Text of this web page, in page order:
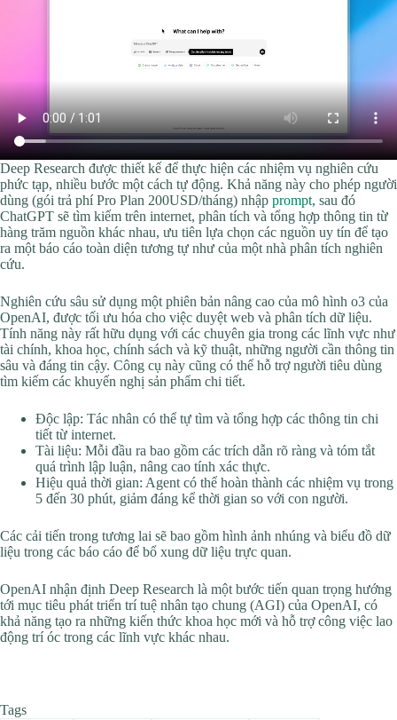
Deep Research được thiết kế để thực hiện các nhiệm vụ nghiên cứu
phức tạp, nhiều bước một cách tự động. Khả năng này cho phép người
dùng (gói trả phí Pro Plan 200USD/tháng) nhập prompt, sau đó
ChatGPT sẽ tìm kiếm trên internet, phân tích và tổng hợp thông tin từ
hàng trăm nguồn khác nhau, ưu tiên lựa chọn các nguồn uy tín để tạo
ra một báo cáo toàn diện tương tự như của một nhà phân tích nghiên
cứu.
Nghiên cứu sâu sử dụng một phiên bản nâng cao của mô hình o3 của
OpenAI, được tối ưu hóa cho việc duyệt web và phân tích dữ liệu.
Tính năng này rất hữu dụng với các chuyên gia trong các lĩnh vực như
tài chính, khoa học, chính sách và kỹ thuật, những người cần thông tin
sâu và đáng tin cậy. Công cụ này cũng có thể hỗ trợ người tiêu dùng
tìm kiếm các khuyến nghị sản phẩm chi tiết.
Độc lập: Tác nhân có thể tự tìm và tổng hợp các thông tin chi
tiết từ internet.
Tài liệu: Mỗi đầu ra bao gồm các trích dẫn rõ ràng và tóm tắt
quá trình lập luận, nâng cao tính xác thực.
Hiệu quả thời gian: Agent có thể hoàn thành các nhiệm vụ trong
5 đến 30 phút, giảm đáng kể thời gian so với con người.
Các cải tiến trong tương lai sẽ bao gồm hình ảnh nhúng và biểu đồ dữ
liệu trong các báo cáo để bổ xung dữ liệu trực quan.
OpenAI nhận định Deep Research là một bước tiến quan trọng hướng
tới mục tiêu phát triển trí tuệ nhân tạo chung (AGI) của OpenAI, có
khả năng tạo ra những kiến thức khoa học mới và hỗ trợ công việc lao
động trí óc trong các lĩnh vực khác nhau.
Tags